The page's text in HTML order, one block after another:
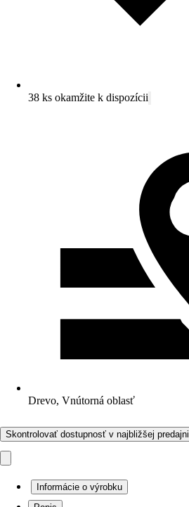
38 ks okamžite k dispozícii
Drevo, Vnútorná oblasť
Skontrolovať dostupnosť v najbližšej predajni
Informácie o výrobku